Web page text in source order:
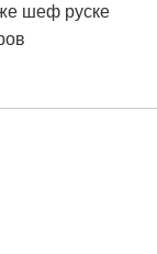
шеф руске